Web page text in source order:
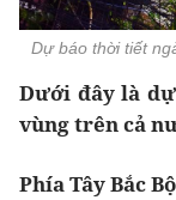
Dự báo thời tiết
Dưới đây là
vùng trên cả
Phía Tây Bắc Bộ